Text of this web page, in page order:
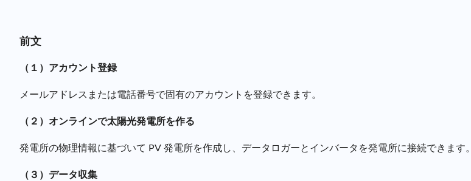
前文
（１）アカウント登録
メールアドレスまたは電話番号で固有のアカウントを登録できます。
（２）オンラインで太陽光発電所を作る
発電所の物理情報に基づいて PV 発電所を作成し、データロガーとインバータを発電所に接続できます。
（３）データ収集